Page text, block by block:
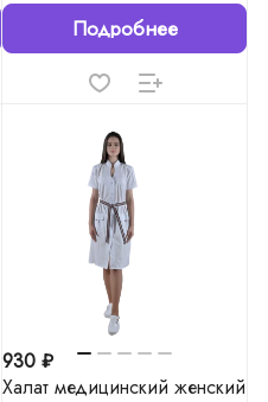
Подробнее
930 ₽
Халат медицинский женский